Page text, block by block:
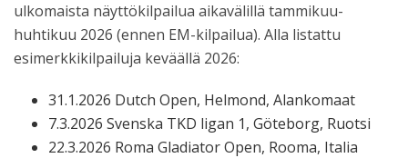
ulkomaista näyttökilpailua aikavälillä tammikuu-
huhtikuu 2026 (ennen EM-kilpailua). Alla listattu
esimerkkikilpailuja keväällä 2026:
31.1.2026 Dutch Open, Helmond, Alankomaat
7.3.2026 Svenska TKD ligan 1, Göteborg, Ruotsi
22.3.2026 Roma Gladiator Open, Rooma, Italia